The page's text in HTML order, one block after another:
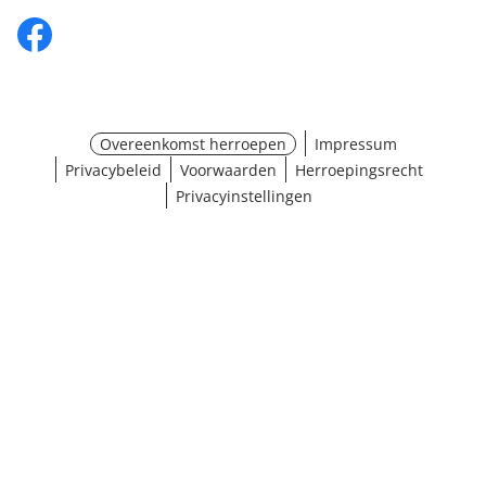
Overeenkomst herroepen
Impressum
Privacybeleid
Voorwaarden
Herroepingsrecht
Privacyinstellingen